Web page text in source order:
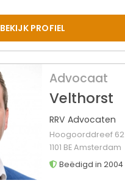
BEKIJK PROFIEL
Advocaat
Velthorst
RRV Advocaten
Hoogoorddreef 62
1101 BE Amsterdam
Beëdigd in 2004